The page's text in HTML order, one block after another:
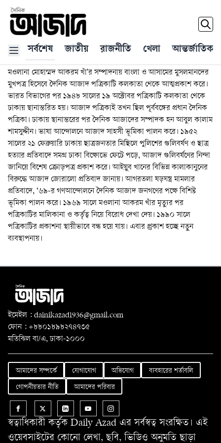
সর্বশেষ জাতীয় রাজনীতি খেলা আন্তর্জাতিক
দৈনিক আজাদ - জাতীয় বাংলা দৈনিক পত্রিকা। ১৯৩৬ সালের ৩১ অক্টোবর
মওলানা মোহাম্মদ আকরম খাঁ'র সম্পাদনায় বাংলা ও আসামের মুসলমানদের
মুখপত্র হিসেবে দৈনিক আজাদ পত্রিকাটি কলকাতা থেকে আত্মপ্রকাশ করে।
ভারত বিভাগের পর ১৯৪৮ সালের ১৯ অক্টোবর পত্রিকাটি কলকাতা থেকে
ঢাকায় স্থানান্তরিত হয়। আজাদ পত্রিকাই তখন ছিল পূর্ববঙ্গের প্রধান দৈনিক
পত্রিকা। ঢাকায় স্থানান্তরের পর দৈনিক আজাদের সম্পাদক হন আবুল কালাম
শামসুদ্দীন। ভাষা আন্দোলনে আজাদ সাহসী ভূমিকা পালন করে। ১৯৫২
সালের ২১ ফেব্রুয়ারি ঢাকায় ছাত্রজনতার মিছিলে পুলিশের গুলিবর্ষণ ও ছাত্র
হত্যার প্রতিবাদে সমগ্র ঢাকা বিক্ষোভে ফেটে পড়ে, আজাদ গুলিবর্ষণের নিন্দা
জানিয়ে বিশেষ ক্রোড়পত্র প্রকাশ করে। আইয়ুব খানের বিভিন্ন কালাকানুনের
বিরুদ্ধে আজাদ জোরালো প্রতিবাদ জানায়। আগরতলা ষড়যন্ত্র মামলার
প্রতিবাদে, ‘৬৯-র গণআন্দোলনে দৈনিক আজাদ জনগণের পক্ষে বিশিষ্ট
ভূমিকা পালন করে। ১৯৬৯ সালে মওলানা আকরম খাঁর মৃত্যুর পর
পত্রিকাটির মালিকানা ও কর্তৃত্ব নিয়ে বিরোধ দেখা দেয়। ১৯৯০ সালে
পত্রিকাটির প্রকাশনা স্থায়ীভাবে বন্ধ হয়ে যায়। এবার প্র্রকাশ হচ্ছে নতুন
ব্যবস্থাপনায়।
ইমেইল : dainikazad1936@gmail.com
ফোন : +৮৮০১৮৯৮২৭৪৭৩৫
মতিঝিল বা/এ, ঢাকা-১০০০
আমাদের সম্পর্কে যোগাযোগ অভিযোগ ব্যবহারের শর্তাবলি
গোপনীয়তার নীতি আমাদের পরিবার
স্বত্বাধিকারী কর্তৃক Daily Azad এর সর্বস্বত্ব সংরক্ষিত। এই
ওয়েবসাইটের কোনো লেখা, ছবি, ভিডিও অনুমতি ছাড়া